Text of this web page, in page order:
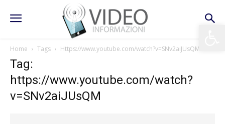
Home Tags Https://www.youtube.com/watch?v=SNv2aiJUsQM
Tag:
https://www.youtube.com/watch?
v=SNv2aiJUsQM